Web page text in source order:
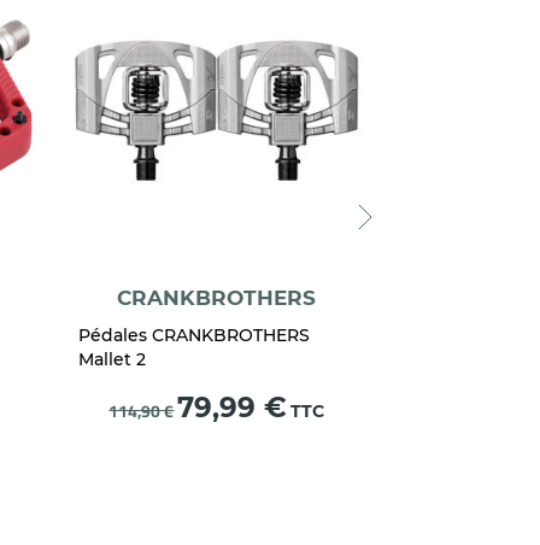
CRANKBROTHERS
Pédales CRANKBROTHERS
Mallet 2
114,90 €Prix
79,99 € TTC